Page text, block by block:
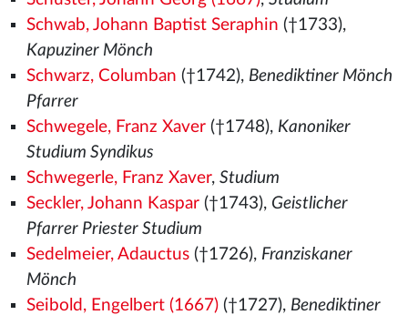
Schwab, Johann Baptist Seraphin (†1733),
Kapuziner Mönch
Schwarz, Columban (†1742), Benediktiner Mönch
Pfarrer
Schwegele, Franz Xaver(†1748), Kanoniker
Studium Syndikus
Schwegerle, Franz Xaver, Studium
Seckler, Johann Kaspar(†1743), Geistlicher
Pfarrer Priester Studium
Sedelmeier, Adauctus(†1726), Franziskaner
Mönch
Seibold, Engelbert (1667)(†1727), Benediktiner